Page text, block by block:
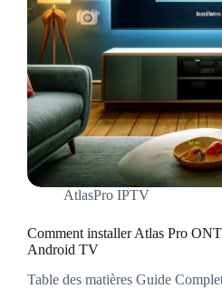
AtlasPro IPTV
Comment installer Atlas Pro
Android TV
Table des matières Guide